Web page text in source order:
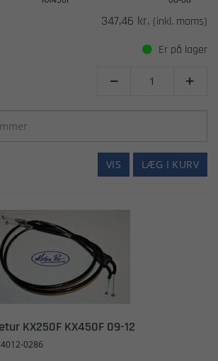
347,46 kr. (inkl. moms)
Er på lager
 
LÆG I KURV
VIS
KX250F KX450F 09-12
0286